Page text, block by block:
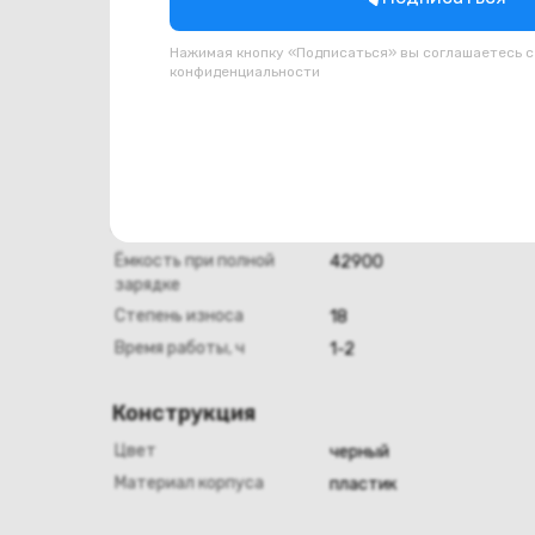
Нажимая кнопку «Подписаться» вы соглашаетесь
конфиденциальности
Всего usb type c
Ёмкость при полной
зарядке
42900
Степень износа
18
Время работы, ч
1-2
Конструкция
Цвет
черный
Материал корпуса
пластик